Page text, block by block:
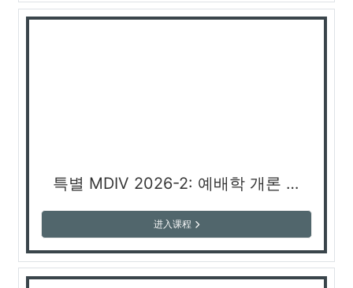
특별 MDIV 2026-2: 예배학 개론 (김승리 교수)
进入课程